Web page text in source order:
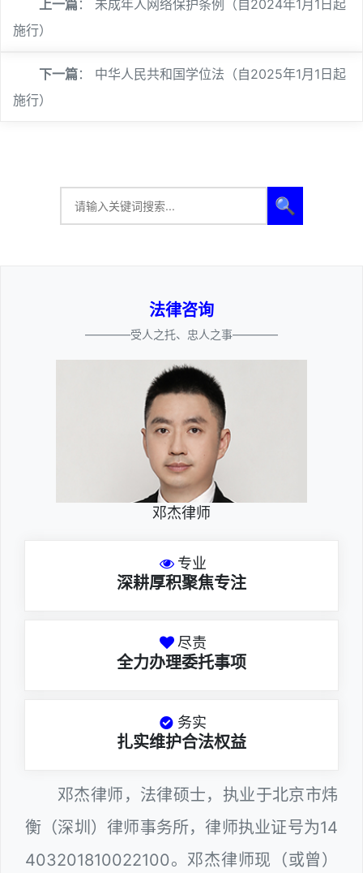
上一篇 ： 未成年人网络保护条例（自2024年1月1日起
施行）
下一篇： 中华人民共和国学位法（自2025年1月1日起
施行）
🔍
法律咨询
————受人之托、忠人之事————
邓杰律师
专业
深耕厚积聚焦专注
尽责
全力办理委托事项
务实
扎实维护合法权益
邓杰律师，法律硕士，执业于北京市炜
衡（深圳）律师事务所，律师执业证号为14
403201810022100。邓杰律师现（或曾）